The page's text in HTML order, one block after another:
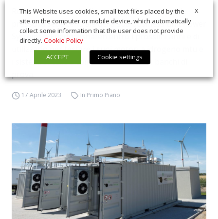
Rolls-Royce prevede di produrre idrogeno verde
presso la sede centrale della sua business unit Power
Systems a Friedrichshafen entro i prossimi anni e di
utilizzarlo per testare i suoi motori a idrogeno mtu e
i sistemi di celle a combustibile sui suoi banchi di
prova.
17 Aprile 2023 In Primo Piano
X
This Website uses cookies, small text files placed by the
site on the computer or mobile device, which automatically
collect some information that the user does not provide
directly. Cookie Policy
ACCEPT
Cookie settings